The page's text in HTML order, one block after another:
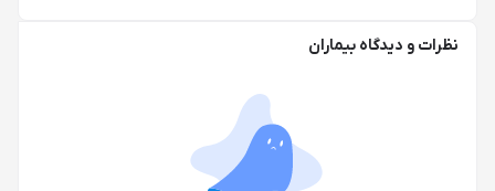
نظرات و دیدگاه بیماران